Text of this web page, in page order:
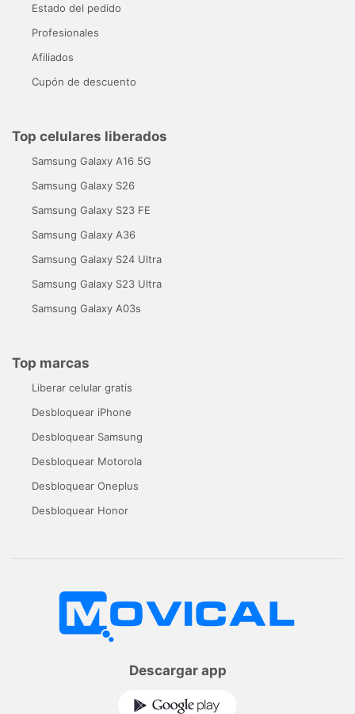
Estado del pedido
Profesionales
Afiliados
Cupón de descuento
Top celulares liberados
Samsung Galaxy A16 5G
Samsung Galaxy S26
Samsung Galaxy S23 FE
Samsung Galaxy A36
Samsung Galaxy S24 Ultra
Samsung Galaxy S23 Ultra
Samsung Galaxy A03s
Top marcas
Liberar celular gratis
Desbloquear iPhone
Desbloquear Samsung
Desbloquear Motorola
Desbloquear Oneplus
Desbloquear Honor
Descargar app